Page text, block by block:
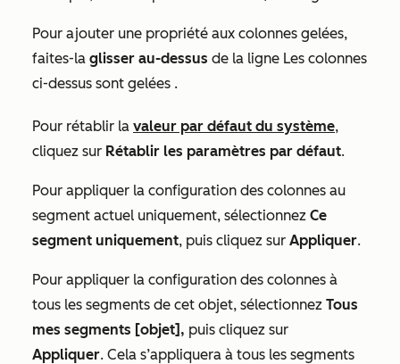
Pour ajouter une propriété aux colonnes gelées,
faites-la glisser au-dessus de la ligne Les colonnes
ci-dessus sont gelées .
Pour rétablir la valeur par défaut du système,
cliquez sur Rétablir les paramètres par défaut.
Pour appliquer la configuration des colonnes au
segment actuel uniquement, sélectionnez Ce
segment uniquement, puis cliquez sur Appliquer.
Pour appliquer la configuration des colonnes à
tous les segments de cet objet, sélectionnez Tous
mes segments [objet], puis cliquez sur
Appliquer. Cela s’appliquera à tous les segments